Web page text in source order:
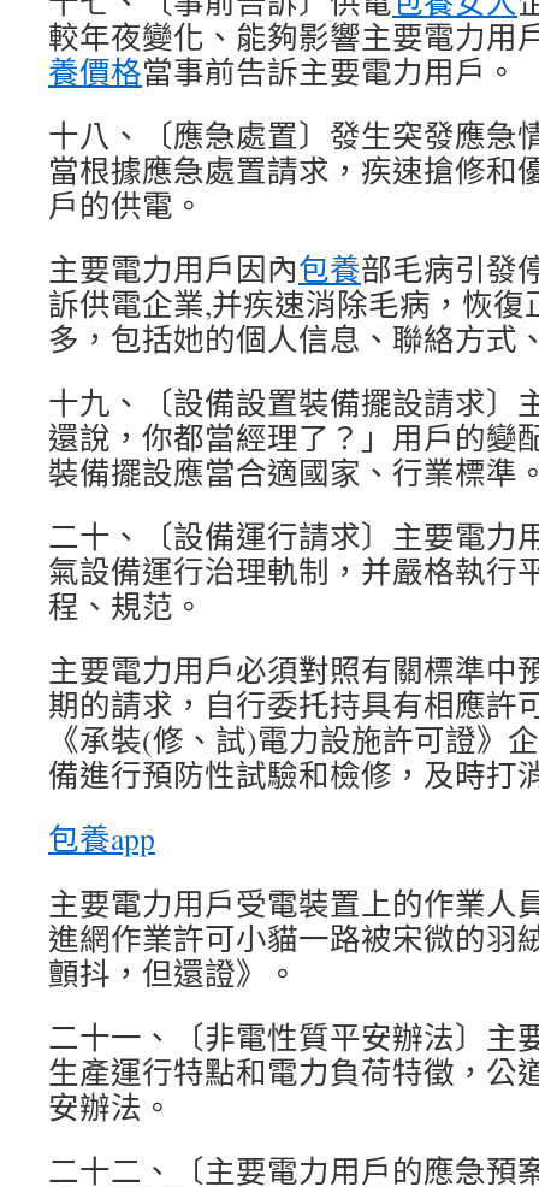
較年夜變化、能夠影響主要電力用
養價格當事前告訴主要電力用戶。
十八、〔應急處置〕發生突發應急
當根據應急處置請求，疾速搶修和
戶的供電。
主要電力用戶因內包養部毛病引發
訴供電企業,并疾速消除毛病，恢
多，包括她的個人信息、聯絡方式
十九、〔設備設置裝備擺設請求〕
還說，你都當經理了？」用戶的變
裝備擺設應當合適國家、行業標準
二十、〔設備運行請求〕主要電力
氣設備運行治理軌制，并嚴格執行
程、規范。
主要電力用戶必須對照有關標準中
期的請求，自行委托持具有相應許
《承裝(修、試)電力設施許可證》
備進行預防性試驗和檢修，及時打
包養app
主要電力用戶受電裝置上的作業人
進網作業許可小貓一路被宋微的羽
顫抖，但還證》。
二十一、〔非電性質平安辦法〕主
生產運行特點和電力負荷特徵，公
安辦法。
二十二、〔主要電力用戶的應急預